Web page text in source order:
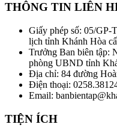
THÔNG TIN LIÊN
Giấy phép số: 05/GP-
lịch tỉnh Khánh Hòa
Trưởng Ban biên tập:
phòng UBND tỉnh
Địa chỉ: 84 đường
Điện thoại:
Email:
TIỆN ÍCH